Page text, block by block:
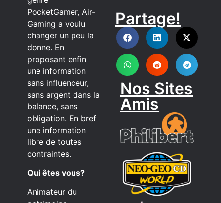
PocketGamer, Air-
Gaming a voulu
changer un peu la
donne. En
proposant enfin
une information
sans influenceur,
sans argent dans la
balance, sans
obligation. En bref
une information
libre de toutes
contraintes.
Qui êtes vous?
Animateur du
DISCORD
Partage!
Nos Sites
Amis